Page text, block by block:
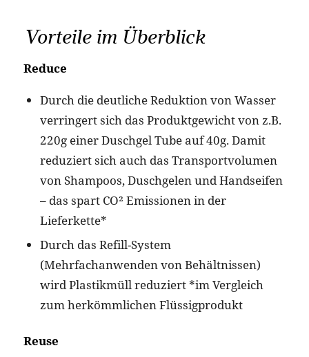
Vorteile im Überblick
Reduce
Durch die deutliche Reduktion von Wasser
verringert sich das Produktgewicht von z.B.
220g einer Duschgel Tube auf 40g. Damit
reduziert sich auch das Transportvolumen
von Shampoos, Duschgelen und Handseifen
– das spart CO² Emissionen in der
Lieferkette*
Durch das Refill-System
(Mehrfachanwenden von Behältnissen)
wird Plastikmüll reduziert *im Vergleich
zum herkömmlichen Flüssigprodukt
Reuse